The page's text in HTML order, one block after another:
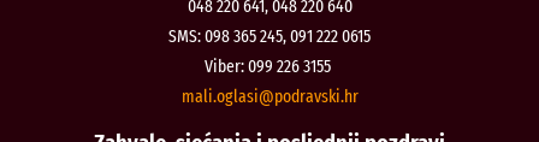
048 220 641, 048 220 640
SMS: 098 365 245, 091 222 0615
Viber: 099 226 3155
rh.iksvardop
@isalgo.ilam